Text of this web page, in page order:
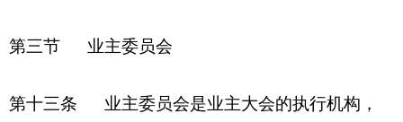
第三节 业主委员会
第十三条
业主委员会是业主大会的执行机构，